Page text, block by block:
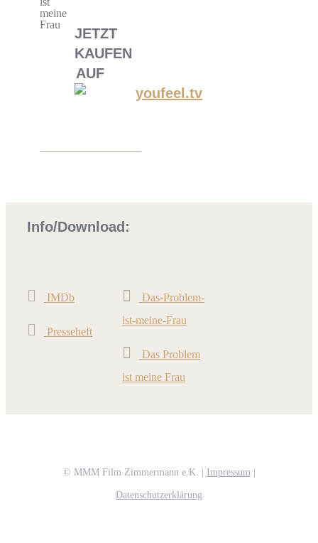
JETZT
KAUFEN
AUF
Info/Download:
IMDb
Presseheft
Das-Problem-
ist-meine-Frau
Das Problem
ist meine Frau
© MMM Film Zimmermann e.K. | Impressum|
Datenschutzerklärung